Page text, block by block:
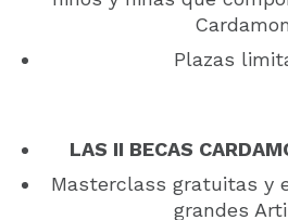
Plazas
LAS II BECAS
Masterclass gratuitas y
grandes